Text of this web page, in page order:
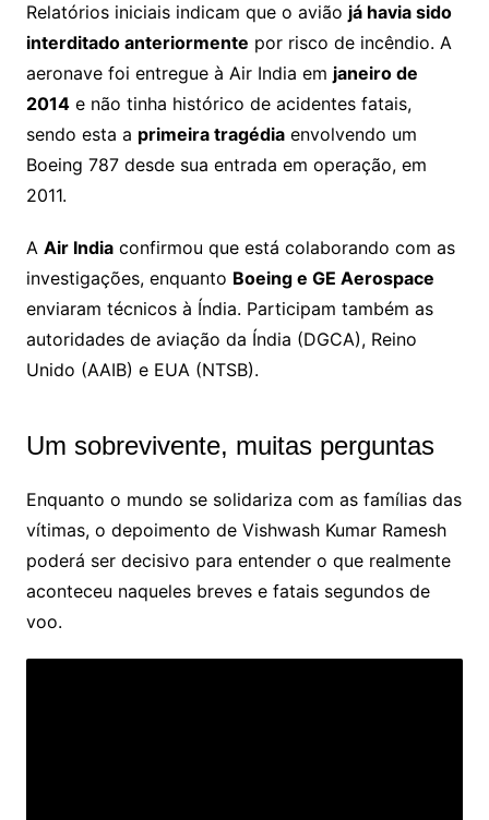
Relatórios iniciais indicam que o avião já havia sido
interditado anteriormente por risco de incêndio. A
aeronave foi entregue à Air India em janeiro de
2014e não tinha histórico de acidentes fatais,
sendo esta a primeira tragédiaenvolvendo um
Boeing 787 desde sua entrada em operação, em
2011.
A Air Indiaconfirmou que está colaborando com as
investigações, enquanto Boeing e GE Aerospace
enviaram técnicos à Índia. Participam também as
autoridades de aviação da Índia (DGCA), Reino
Unido (AAIB) e EUA (NTSB).
Um sobrevivente, muitas perguntas
Enquanto o mundo se solidariza com as famílias das
vítimas, o depoimento de Vishwash Kumar Ramesh
poderá ser decisivo para entender o que realmente
aconteceu naqueles breves e fatais segundos de
voo.